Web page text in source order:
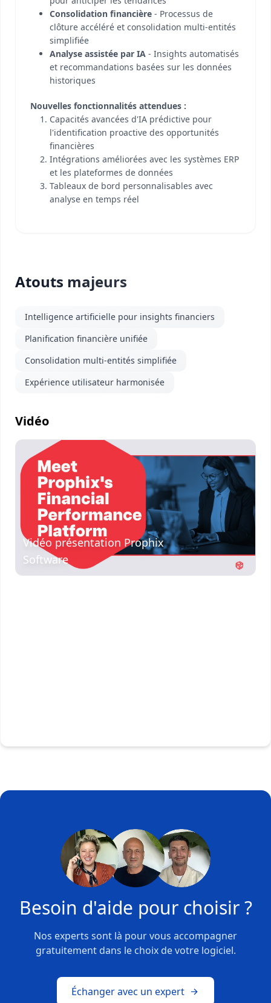
Consolidation financière - Processus de
clôture accéléré et consolidation multi-entités
simplifiée
Analyse assistée par IA - Insights automatisés
et recommandations basées sur les données
historiques
Nouvelles fonctionnalités attendues :
Capacités avancées d'IA prédictive pour
l'identification proactive des opportunités
financières
Intégrations améliorées avec les systèmes ERP
et les plateformes de données
Tableaux de bord personnalisables avec
analyse en temps réel
Atouts majeurs
Intelligence artificielle pour insights financiers
Planification financière unifiée
Consolidation multi-entités simplifiée
Expérience utilisateur harmonisée
Vidéo
Visionner
la vidéo
Vidéo présentation Prophix
Software
Besoin d'aide pour choisir ?
Nos experts sont là pour vous accompagner
gratuitement dans le choix de votre logiciel.
Échanger avec un expert